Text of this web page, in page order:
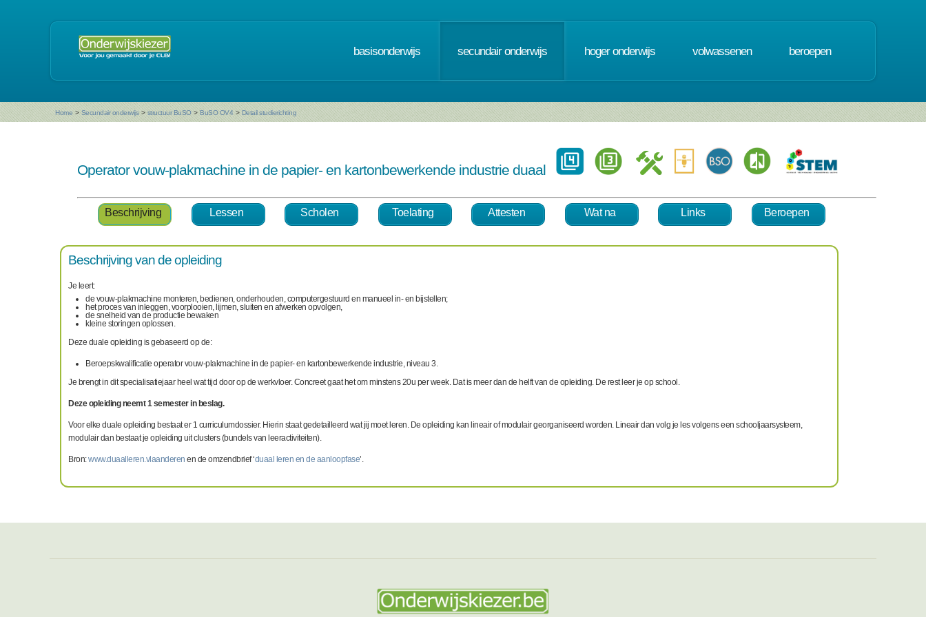
basisonderwijs secundair onderwijs hoger onderwijs volwassenen beroepen
Home > Secundair onderwijs > structuur BuSO > BuSO OV4 > Detail studierichting
Operator vouw-plakmachine in de papier- en kartonbewerkende industrie duaal
Beschrijving Lessen Scholen Toelating Attesten Wat na Links Beroepen
Beschrijving van de opleiding
Je leert:
de vouw-plakmachine monteren, bedienen, onderhouden, computergestuurd en manueel in- en bijstellen;
het proces van inleggen, voorplooien, lijmen, sluiten en afwerken opvolgen,
de snelheid van de productie bewaken
kleine storingen oplossen.
Deze duale opleiding is gebaseerd op de:
Beroepskwalificatie operator vouw-plakmachine in de papier- en kartonbewerkende industrie, niveau 3.
Je brengt in dit specialisatiejaar heel wat tijd door op de werkvloer. Concreet gaat het om minstens 20u per week. Dat is meer dan de helft van de opleiding. De rest leer je op school.
Deze opleiding neemt 1 semester in beslag.
Voor elke duale opleiding bestaat er 1 curriculumdossier. Hierin staat gedetailleerd wat jij moet leren. De opleiding kan lineair of modulair georganiseerd worden. Lineair dan volg je les volgens een schooljaarsysteem,
modulair dan bestaat je opleiding uit clusters (bundels van leeractiviteiten).
Bron:www.duaalleren.vlaanderen en de omzendbrief ‘duaal leren en de aanloopfase’.